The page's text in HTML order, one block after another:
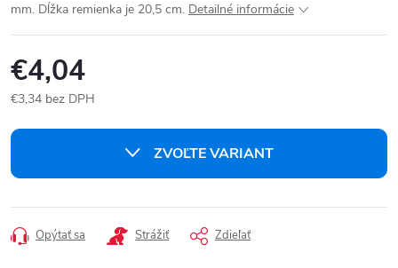
mm. Dĺžka remienka je 20,5 cm. Detailné informácie
€4,04
€3,34 bez DPH
cena:
ZVOĽTE VARIANT
Opýtať sa Strážiť Zdieľať